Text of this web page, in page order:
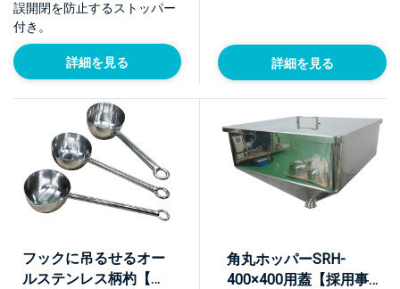
誤開閉を防止するストッパー
付き。
詳細を見る 詳細を見る
フックに吊るせるオー
ルステンレス柄杓【採
角丸ホッパーSRH-
400×400用蓋【採用事